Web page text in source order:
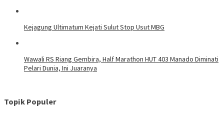
Kejagung Ultimatum Kejati Sulut Stop Usut MBG
Wawali RS Riang Gembira, Half Marathon HUT 403 Manado Diminati
Pelari Dunia, Ini Juaranya
Topik Populer